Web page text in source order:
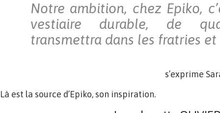
Notre ambition, chez Epiko,
vestiaire durable, de
transmettra dans les fratries
s’exprime
Là est la source d’Epiko, son inspiration.